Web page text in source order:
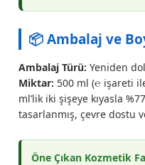
📦 Ambalaj ve
Ambalaj Türü: Yeniden
Miktar: 500 ml (℮ işareti
ml’lik iki şişeye kıyasla
tasarlanmış, çevre dostu
Öne Çıkan Kozmetik